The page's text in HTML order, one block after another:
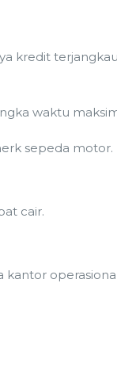
kredit
waktu
sepeda motor.
cair.
kantor